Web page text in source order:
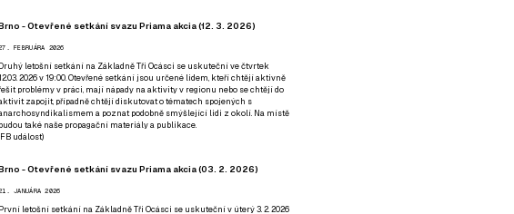
- Otevřené setkání svazu Priama akcia (12. 3. 2026)
FEBRUÁRA 2026
Druhý letošní setkání na Základně Tři Ocásci se uskuteční ve čtvrtek
2026 v 19:00. Otevřené setkání jsou určené lidem, kteří chtějí aktivně
problémy v práci, mají nápady na aktivity v regionu nebo se chtějí do
zapojit, případně chtějí diskutovat o tématech spojených s
a poznat podobně smýšlející lidi z okolí. Na místě
budou také naše propagační materiály a publikace.
FB událost)
- Otevřené setkání svazu Priama akcia (03. 2. 2026)
JANUÁRA 2026
První letošní setkání na Základně Tři Ocásci se uskuteční v úterý 3. 2. 2026